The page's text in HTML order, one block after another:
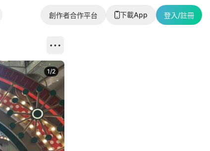
創作者合作平台 下載App 登入/註冊
1/2